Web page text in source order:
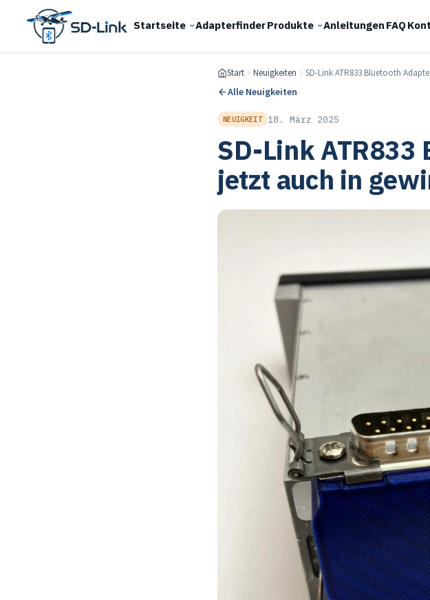
Zur
Navigation
Zum
Inhalt
Startseite AdapterfinderProdukte Anleitungen FAQ
Start Neuigkeiten SD-Link ATR833 Bluetooth
Alle Neuigkeiten
NEUIGKEIT 18. März 2025
SD-Link
jetzt auch in